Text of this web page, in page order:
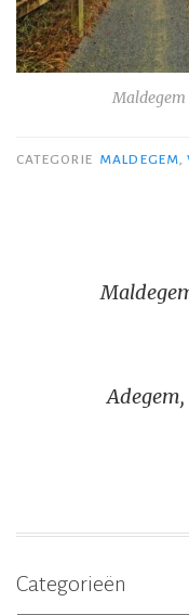
CATEGORIE MALDEGEM,
navigatie
Categorieën